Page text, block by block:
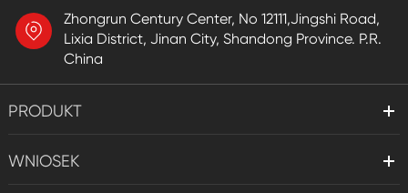
Zhongrun Century Center, No 12111,Jingshi Road,
Lixia District, Jinan City, Shandong Province. P.R.
China
PRODUKT
WNIOSEK